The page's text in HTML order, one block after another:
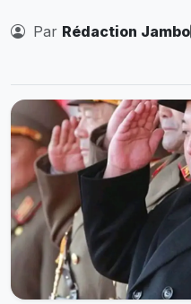
Par Rédaction Jambo